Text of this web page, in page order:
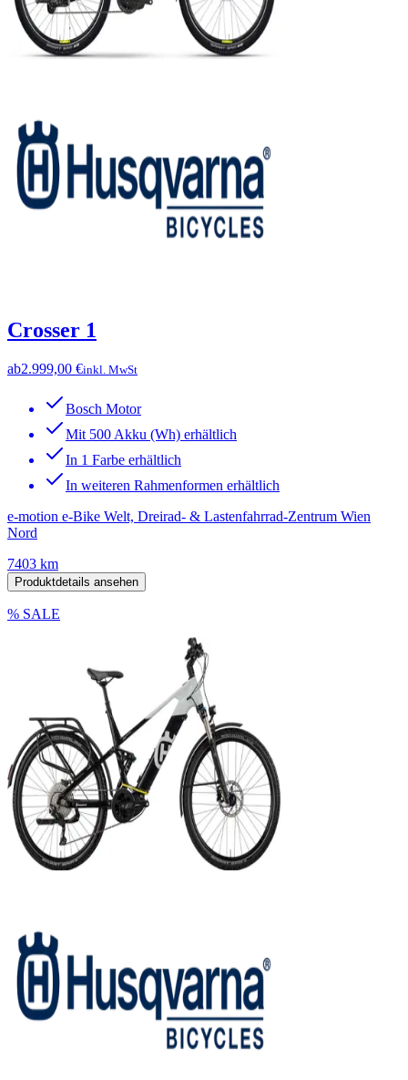
Crosser 1
ab2.999,00 €inkl. MwSt
Bosch Motor
Mit 500 Akku (Wh) erhältlich
In 1 Farbe erhältlich
In weiteren Rahmenformen erhältlich
e-motion e-Bike Welt, Dreirad- & Lastenfahrrad-Zentrum Wien
Nord
7403 km
Produktdetails ansehen
% SALE